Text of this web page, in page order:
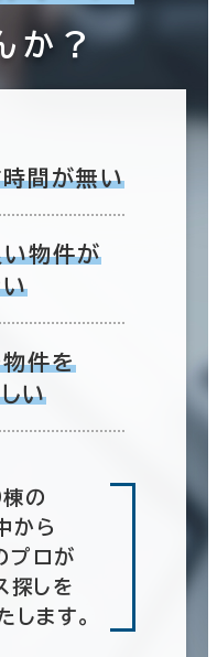
か？
間が無い
物件が
件を
い
の
から
プロが
探しを
します。